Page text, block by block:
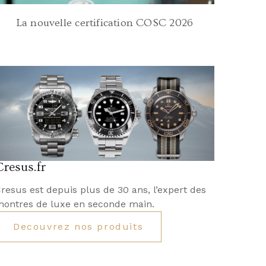
La nouvelle certification COSC 2026
est depuis plus de 30 ans, l’expert des
de luxe en seconde main.
Decouvrez nos produits